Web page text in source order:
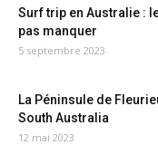
Surf trip en Australie :
pas manquer
5 septembre 2023
La Péninsule de
South Australia
12 mai 2023